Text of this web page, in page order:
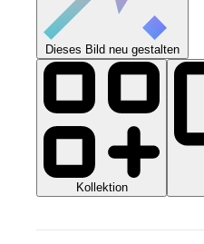
Dieses Bild neu gestalten
Kollektion